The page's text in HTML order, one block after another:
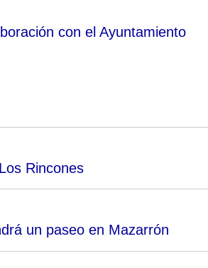
con el Ayuntamiento
Rincones
un paseo en Mazarrón